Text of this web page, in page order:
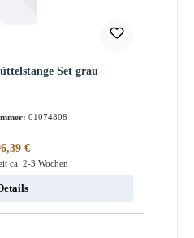
Set grau
01074808
Preis:
€
ca. 2-3 Wochen